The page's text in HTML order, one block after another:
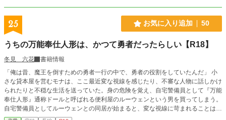
25 お気に入り追加 50
うちの万能奉仕人形は、かつて勇者だったらしい【R18】
冬見 六花
書籍情報
「俺は昔、魔王を倒すための勇者一行の中で、勇者の役割をしていたんだ」 小
さな貸本屋を営むモナは、ここ最近変な視線を感じたり、不審な人物に話しかけ
られたりと不穏な生活を送っていた。身の危険を覚え、自宅警備員として『万能
奉仕人形』通称ドールと呼ばれる便利屋のルーウェンという男を買ってしまう。
自宅警備員としてルーウェンとの同居が始まると、変な視線に苛まれることはパ
ッタリと止み、モナは安寧を取り戻した。 そんなルーウェンの経歴に不可解な